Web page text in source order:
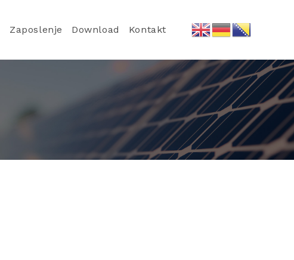
Zaposlenje Download Kontakt